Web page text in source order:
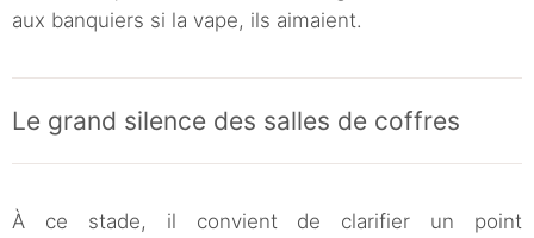
aux banquiers si la vape, ils aimaient.
Le grand silence des salles de coffres
À ce stade, il convient de clarifier un point